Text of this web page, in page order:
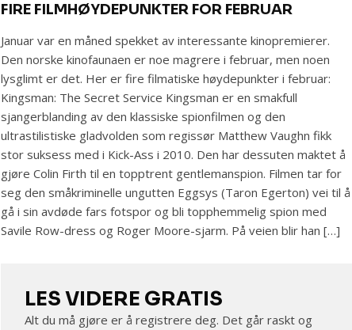
FIRE FILMHØYDEPUNKTER FOR FEBRUAR
Januar var en måned spekket av interessante kinopremierer.
Den norske kinofaunaen er noe magrere i februar, men noen
lysglimt er det. Her er fire filmatiske høydepunkter i februar:
Kingsman: The Secret Service Kingsman er en smakfull
sjangerblanding av den klassiske spionfilmen og den
ultrastilistiske gladvolden som regissør Matthew Vaughn fikk
stor suksess med i Kick-Ass i 2010. Den har dessuten maktet å
gjøre Colin Firth til en topptrent gentlemanspion. Filmen tar for
seg den småkriminelle ungutten Eggsys (Taron Egerton) vei til å
gå i sin avdøde fars fotspor og bli topphemmelig spion med
Savile Row-dress og Roger Moore-sjarm. På veien blir han […]
LES VIDERE GRATIS
Alt du må gjøre er å registrere deg. Det går raskt og